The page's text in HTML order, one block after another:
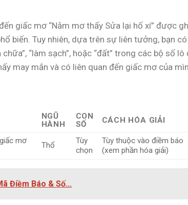
giấc mơ “Nằm mơ thấy Sửa lại hố xí” được
biến. Tuy nhiên, dựa trên sự liên tưởng, bạn có
“làm sạch”, hoặc “đất” trong các bộ số lô
may mắn và có liên quan đến giấc mơ của
NGŨ
HÀNH
CON
SỐ
CÁCH HÓA GIẢI
mơ
Thổ
Tùy
chọn
Tùy thuộc vào điềm báo
(xem phần hóa giải)
Điềm Báo & Số...